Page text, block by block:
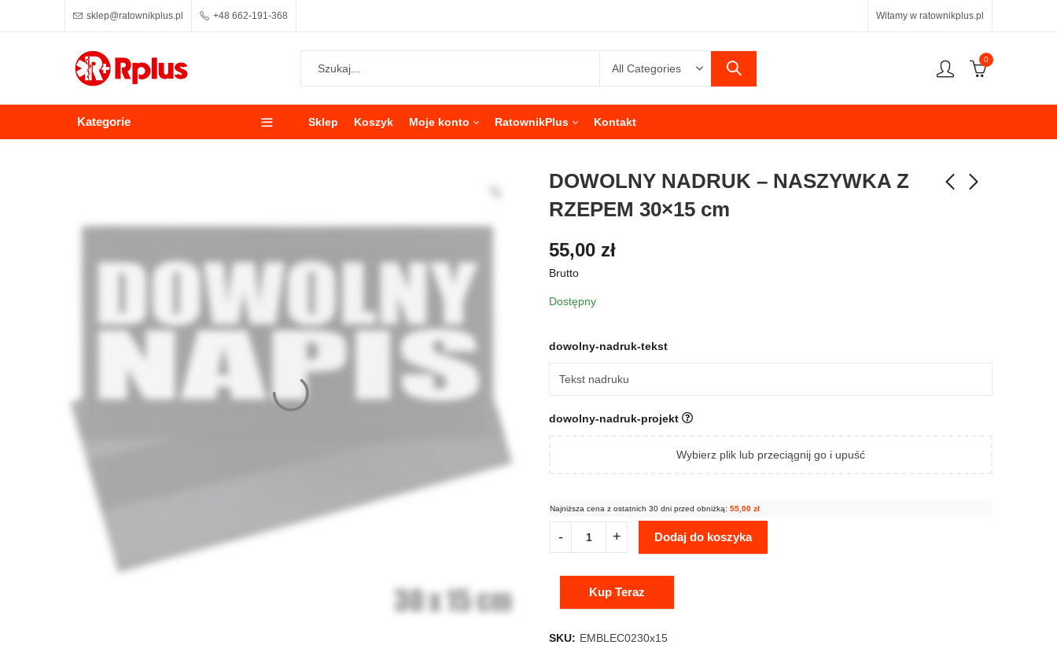
sklep@ratownikplus.pl +48 662-191-368 Witamy w ratownikplus.pl
0
Kategorie Sklep Koszyk Moje konto RatownikPlus Kontakt
DOWOLNY NADRUK – NASZYWKA Z
RZEPEM 30×15 cm
55,00 zł
Brutto
Dostępny
dowolny-nadruk-tekst
dowolny-nadruk-projekt
Wybierz plik lub przeciągnij go i upuść
Najniższa cena z ostatnich 30 dni przed obniżką: 55,00 zł
Dodaj do koszyka
Kup Teraz
SKU: EMBLEC0230x15